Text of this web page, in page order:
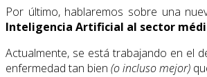
Por último, hablaremos sobre una
Inteligencia Artificial al sector
Actualmente, se está trabajando en el
enfermedad tan bien (o incluso mejor)